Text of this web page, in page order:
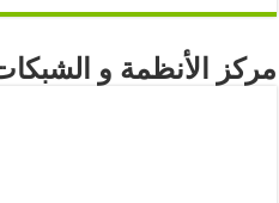
مركز الأنظمة و